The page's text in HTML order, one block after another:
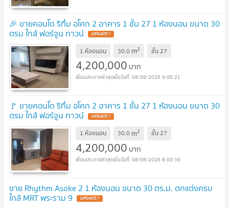
🎉 ขายคอนโด ริทึ่ม อโศก 2 อาคาร 1 ชั้น 27 1 ห้องนอน ขนาด 30
ตรม ใกล้ ฟอร์จูน ทาวน์ UPDATE !
1 ห้องนอน 30.0 m2 ชั้น27
4,200,000 บาท
08/08/2026 9:00:21
🚩 ขายคอนโด ริทึ่ม อโศก 2 อาคาร 1 ชั้น 27 1 ห้องนอน ขนาด 30
ตรม ใกล้ ฟอร์จูน ทาวน์ UPDATE !
1 ห้องนอน 30.0 m2 ชั้น27
4,200,000 บาท
08/08/2026 8:00:39
ขาย Rhythm Asoke 2 1 ห้องนอน ขนาด 30 ตร.ม. ตกแต่งครบ
ใกล้ MRT พระราม 9 UPDATE !